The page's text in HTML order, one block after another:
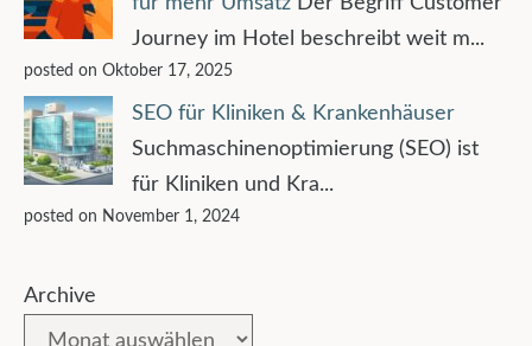
Journey im Hotel beschreibt weit m...
posted on Oktober 17, 2025
SEO für Kliniken & Krankenhäuser
Suchmaschinenoptimierung (SEO) ist
für Kliniken und Kra...
posted on November 1, 2024
Archive